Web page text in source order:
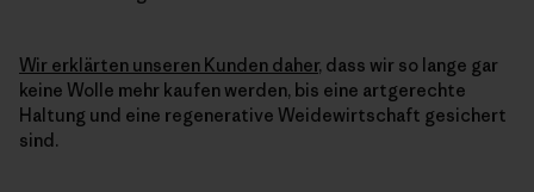
Wir erklärten unseren Kunden daher, dass wir so lange gar
keine Wolle mehr kaufen werden, bis eine artgerechte
Haltung und eine regenerative Weidewirtschaft gesichert
sind.